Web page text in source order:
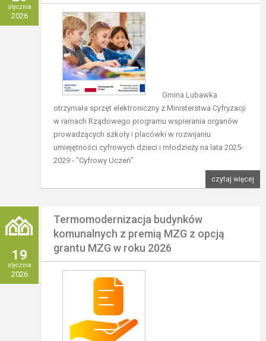
stycznia
2026
Gmina Lubawka
otrzymała sprzęt elektroniczny z Ministerstwa Cyfryzacji
w ramach Rządowego programu wspierania organów
prowadzących szkoły i placówki w rozwijaniu
umiejętności cyfrowych dzieci i młodzieży na lata 2025-
2029 - "Cyfrowy Uczeń".
czytaj więcej
19
stycznia
2026
Termomodernizacja budynków
komunalnych z premią MZG z opcją
grantu MZG w roku 2026